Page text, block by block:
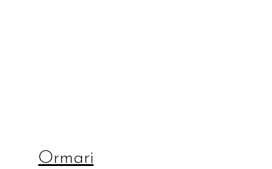
Ormari